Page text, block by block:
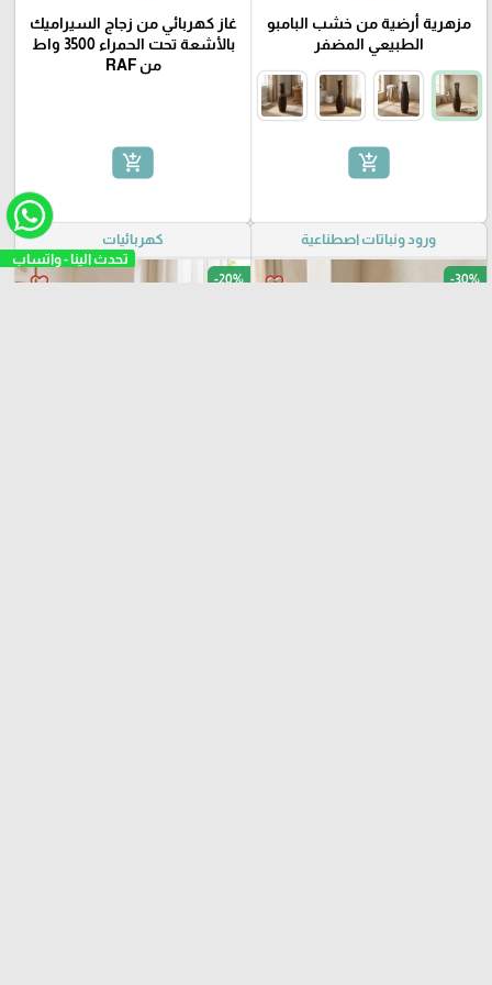
مزهرية أرضية من خشب البامبو
الطبيعي المضفر
add_shopping_cart
غاز كهربائي من زجاج السيراميك
بالأشعة تحت الحمراء 3500 واط
من RAF
add_shopping_cart
ورود ونباتات اصطناعية
favorite_border -30%
كهربائيات
favorite_border -20%